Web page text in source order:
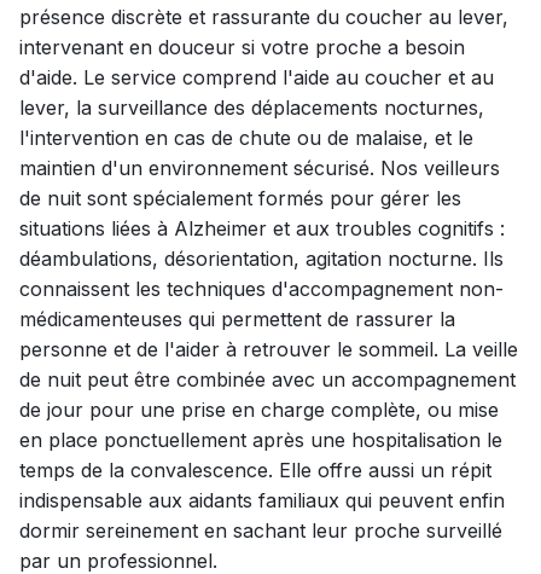
présence discrète et rassurante du coucher au lever,
intervenant en douceur si votre proche a besoin
d'aide. Le service comprend l'aide au coucher et au
lever, la surveillance des déplacements nocturnes,
l'intervention en cas de chute ou de malaise, et le
maintien d'un environnement sécurisé. Nos veilleurs
de nuit sont spécialement formés pour gérer les
situations liées à Alzheimer et aux troubles cognitifs :
déambulations, désorientation, agitation nocturne. Ils
connaissent les techniques d'accompagnement non-
médicamenteuses qui permettent de rassurer la
personne et de l'aider à retrouver le sommeil. La veille
de nuit peut être combinée avec un accompagnement
de jour pour une prise en charge complète, ou mise
en place ponctuellement après une hospitalisation le
temps de la convalescence. Elle offre aussi un répit
indispensable aux aidants familiaux qui peuvent enfin
dormir sereinement en sachant leur proche surveillé
par un professionnel.